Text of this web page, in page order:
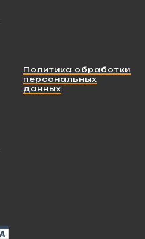
Политика обработки
персональных
данных